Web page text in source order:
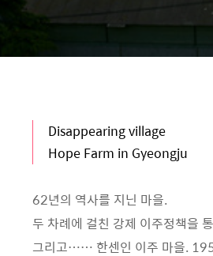
Disappearing village
Hope Farm in Gyeongju
62년의 역사를 지닌 마을.
두 차례에 걸친 강제 이주정책을
그리고…… 한센인 이주 마을.